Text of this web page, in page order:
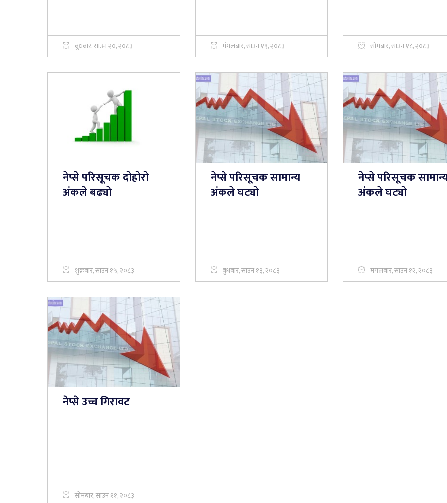
बुधबार, साउन २०, २०८३ मंगलबार, साउन १९, २०८३ सोमबार, साउन १८, २०८३
नेप्से परिसूचक दोहोरो
अंकले बढ्याे
शुक्रबार, साउन १५, २०८३
नेप्से परिसूचक सामान्य
अंकले घट्यो
बुधबार, साउन १३, २०८३
नेप्से परिसूचक
अंकले घट्यो
मंगलबार, साउन १२, २०८३
नेप्से उच्च गिरावट
सोमबार, साउन ११, २०८३